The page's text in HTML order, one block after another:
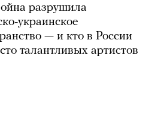
разрушила
украинское
— и кто в России
талантливых артистов